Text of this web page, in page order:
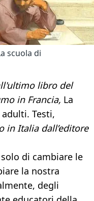
scuola di
libro del
in Francia, La
Testi,
in Italia dall’editore
di cambiare le
la nostra
degli